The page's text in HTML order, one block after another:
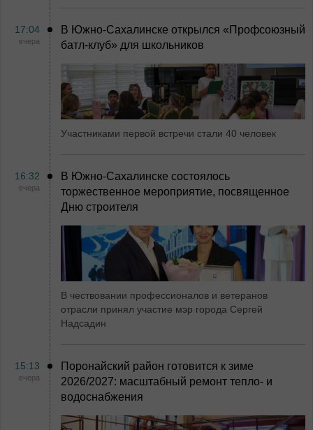
17:04
вчера
В Южно-Сахалинске открылся «Профсоюзный
батл-клуб» для школьников
Участниками первой встречи стали 40 человек
16:32
вчера
В Южно-Сахалинске состоялось
торжественное мероприятие, посвященное
Дню строителя
В чествовании профессионалов и ветеранов
отрасли принял участие мэр города Сергей
Надсадин
15:13
вчера
Поронайский район готовится к зиме
2026/2027: масштабный ремонт тепло- и
водоснабжения